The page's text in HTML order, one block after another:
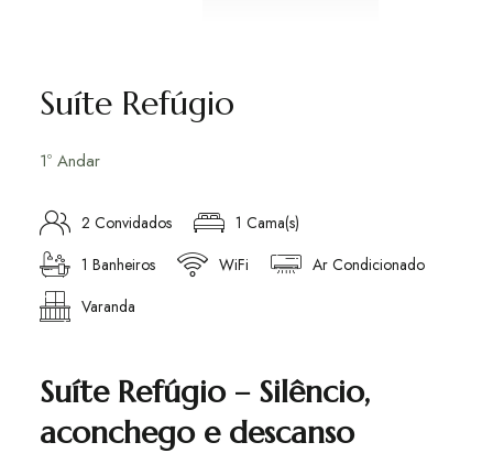
Suíte Refúgio
1º Andar
2 Convidados
1 Cama(s)
1 Banheiros
WiFi
Ar Condicionado
Varanda
Suíte Refúgio – Silêncio,
aconchego e descanso